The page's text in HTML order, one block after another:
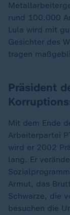
rund 100.000
Lula wird mit
Gesichter des
tragen
Präsident
Mit dem Ende
Arbeiterpartei
wird er 2002
lang. Er
Armut, das
Schwarze, die
besuchen die